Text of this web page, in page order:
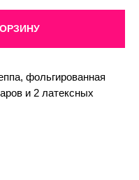
фольгированная
и 2 латексных